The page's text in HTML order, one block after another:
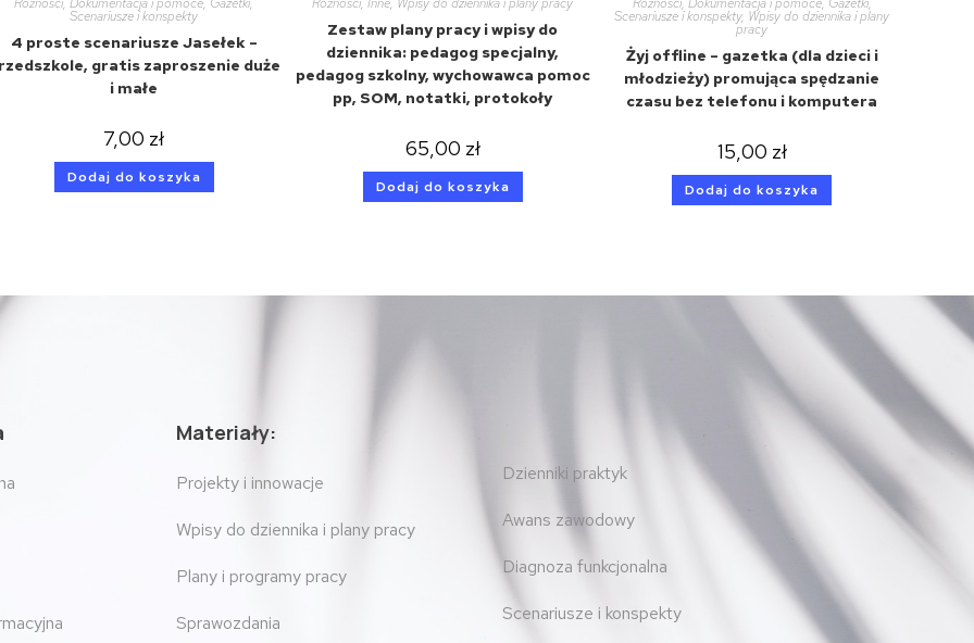
Różności,Dokumentacja i pomoce, Gazetki,
Scenariusze i konspekty
4 proste scenariusze Jasełek –
gratis zaproszenie duże
i małe
7,00 zł
Dodaj do koszyka
Różności,Inne, Wpisy do dziennika i plany pracy
Zestaw plany pracy i wpisy do
dziennika: pedagog specjalny,
pedagog szkolny, wychowawca pomoc
pp, SOM, notatki, protokoły
65,00 zł
Dodaj do koszyka
Różności, Dokumentacja i pomoce, Gazetki,
Scenariusze i konspekty, Wpisy do dziennika i plany
pracy
Żyj offline – gazetka (dla dzieci i
młodzieży) promująca spędzanie
czasu bez telefonu i komputera
15,00 zł
Dodaj do koszyka
Materiały:
Projekty i innowacje
Wpisy do dziennika i plany pracy
Plany i programy pracy
Sprawozdania
Dzienniki praktyk
Awans zawodowy
Diagnoza funkcjonalna
Scenariusze i konspekty